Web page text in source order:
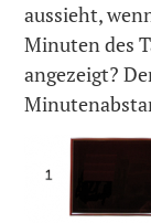
aussieht,
Minuten des
angezeigt?